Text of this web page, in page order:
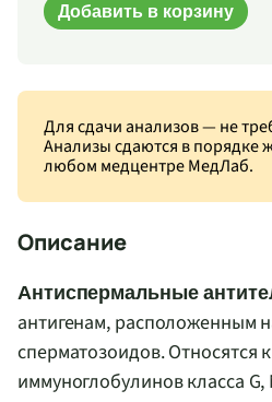
Для сдачи анализов — не
Анализы сдаются в порядке
любом медцентре МедЛаб.
Описание
Антиспермальные
антигенам, расположенным
сперматозоидов. Относятся
иммуноглобулинов класса G,
Добавить в корзину